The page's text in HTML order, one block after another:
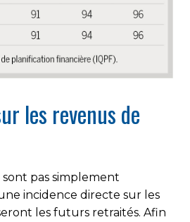
les revenus de
sont pas simplement
incidence directe sur les
les futurs retraités. Afin